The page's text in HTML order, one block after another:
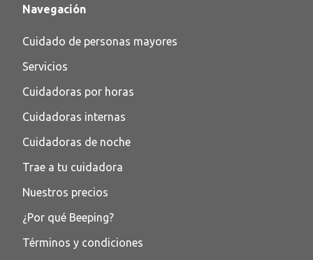
Navegación
Cuidado de personas mayores
Servicios
Cuidadoras por horas​
Cuidadoras internas​
Cuidadoras de noche​
Trae a tu cuidadora
Nuestros precios
¿Por qué Beeping?
Términos y condiciones